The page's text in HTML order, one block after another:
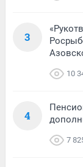
3
10
4
7